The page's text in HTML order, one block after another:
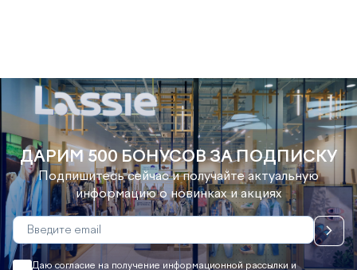
ДАРИМ 500 БОНУСОВ ЗА ПОДПИСКУ
Подпишитесь сейчас и получайте актуальную
информацию о новинках и акциях
Даю согласие на получение информационной рассылки и